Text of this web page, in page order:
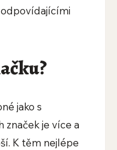
jako s
značek je více a
K těm nejlépe